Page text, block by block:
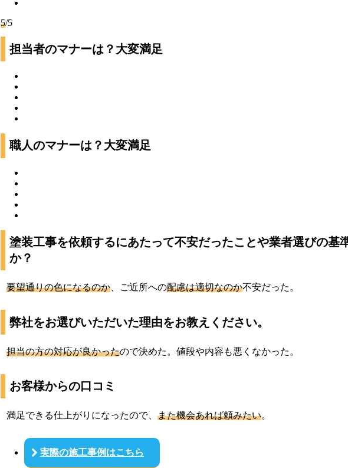
5/5
担当者のマナーは？大変満足
職人のマナーは？大変満足
塗装工事を依頼するにあたって不安だったことや業者選びの基
か？
要望通りの色になるのか 、ご近所への配慮は適切なのか不安だった。
弊社をお選びいただいた理由をお教えください。
担当の方の対応が良かったので決めた。値段や内容も悪くなかった。
お客様からの口コミ
満足できる仕上がりになったので、 また機会あれば頼みたい。
実際の施工事例はこちら